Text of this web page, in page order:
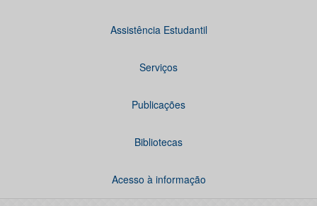
Assistência Estudantil
Serviços
Publicações
Bibliotecas
Acesso à informação